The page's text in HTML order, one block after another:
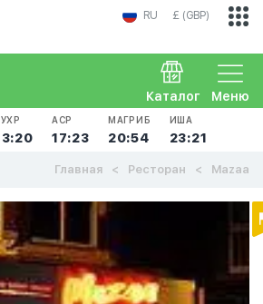
RU £ (GBP)
Меню
Каталог
АСР
17:23
МАГРИБ
20:54
ИША
23:21
Главная Ресторан Mazaa